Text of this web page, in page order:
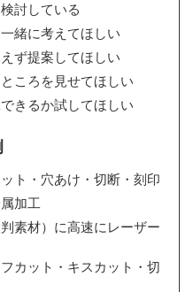
討している
緒に考えてほしい
ず提案してほしい
ころを見せてほしい
きるか試してほしい
ト・穴あけ・切断・刻印
加工
素材）に高速にレーザー
カット・キスカット・切